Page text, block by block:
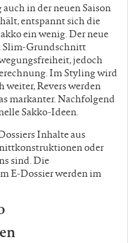
in der neuen Saison
entspannt sich die
ein wenig. Der neue
Slim-Grundschnitt
jedoch
Im Styling wird
weiter, Revers werden
markanter. Nachfolgend
Sakko-Ideen.
Inhalte aus
oder
sind. Die
E-Dossier werden im